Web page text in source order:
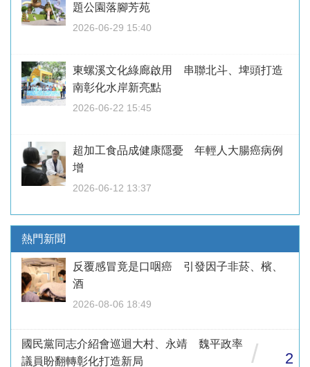
題公園落腳芳苑
2026-06-29 15:40
東螺溪文化綠廊啟用 串聯北斗、埤頭打造
南彰化水岸新亮點
2026-06-22 15:45
超加工食品成健康隱憂 年輕人大腸癌病例
增
2026-06-12 13:37
熱門新聞
反覆感冒竟是口咽癌 引發因子非菸、檳、
酒
2026-08-06 18:49
國民黨同志介紹會巡迴大村、永靖 魏平政率
議員盼翻轉彰化打造新局
/ 2